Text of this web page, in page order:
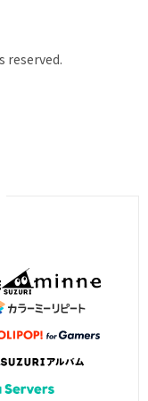
reserved.